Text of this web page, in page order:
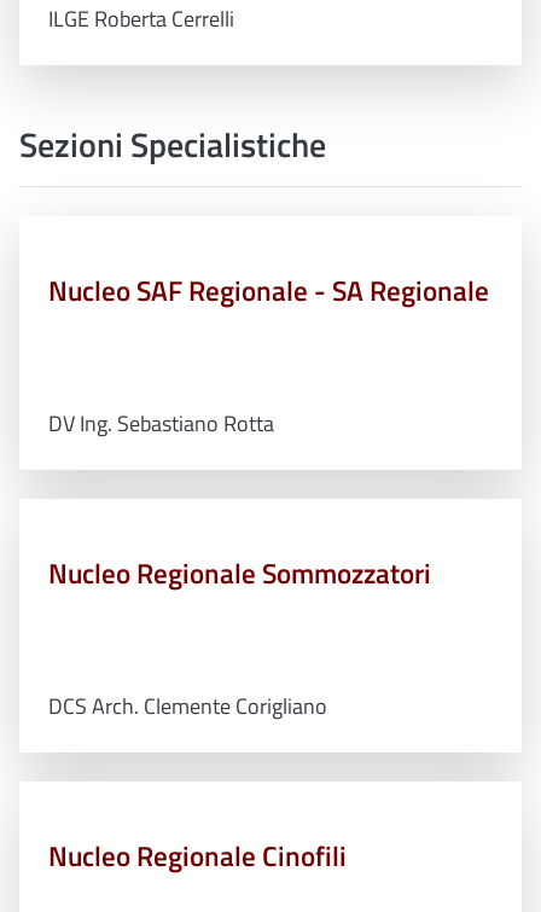
ILGE Roberta Cerrelli
Sezioni Specialistiche
Nucleo SAF Regionale - SA Regionale
DV Ing. Sebastiano Rotta
Nucleo Regionale Sommozzatori
DCS Arch. Clemente Corigliano
Nucleo Regionale Cinofili